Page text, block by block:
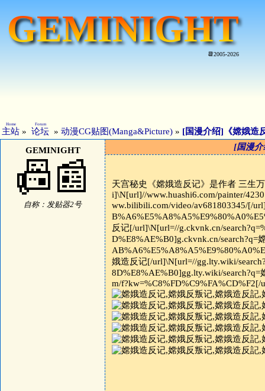
GEMINIGHT
📆2005-2026
主站
Home
» 论坛
Forum
» 动漫CG贴图(Manga&Picture) » [国漫介绍]《嫦娥造
GEMINIGHT
📠📰
自称：发贴器2号
[国漫
天宫秘史《嫦娥造反记》是作者 三生
i]\N[url]//www.huashi6.com/painter/
ww.bilibili.com/video/av681803345/[/
反记[/url]\N[url=//g.ckvnk.cn/
D%E8%AE%B0]g.ckvnk.cn/search?q=
娥造反记[/url]\N[url=//gg.lty.wiki/
8D%E8%AE%B0]gg.lty.wiki/
m/